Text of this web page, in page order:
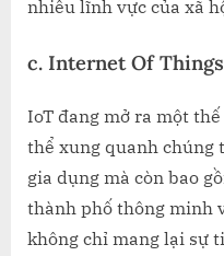
nhiều lĩnh vực của xã
c. Internet Of
IoT đang mở ra một
thể xung quanh chúng
gia dụng mà còn bao
thành phố thông minh
không chỉ mang lại sự